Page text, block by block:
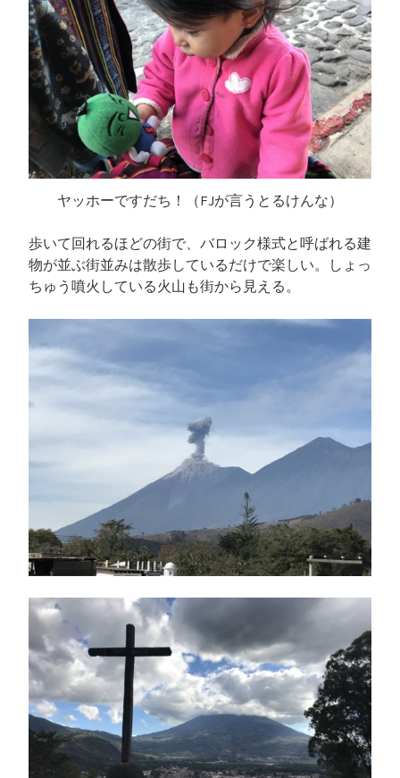
ヤッホーですだち！（FJが言うとるけんな）
歩いて回れるほどの街で、バロック様式と呼ばれる建
物が並ぶ街並みは散歩しているだけで楽しい。しょっ
ちゅう噴火している火山も街から見える。